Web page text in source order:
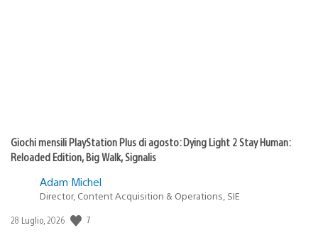
Giochi mensili PlayStation Plus di agosto: Dying Light 2 Stay Human:
Reloaded Edition, Big Walk, Signalis
Adam Michel
Director, Content Acquisition & Operations, SIE
Data
28 Luglio, 2026 7